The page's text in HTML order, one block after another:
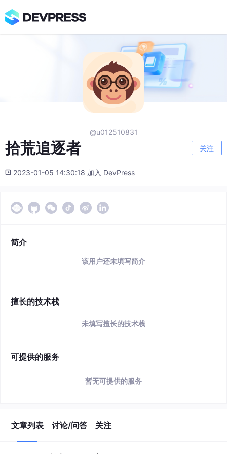
@u012510831
拾荒追逐者 关注
2023-01-05 14:30:18 加入 DevPress
简介
该用户还未填写简介
擅长的技术栈
未填写擅长的技术栈
可提供的服务
暂无可提供的服务
文章列表 讨论/问答 关注